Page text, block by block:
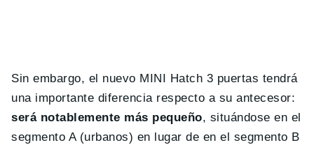
Sin embargo, el nuevo MINI Hatch 3 puertas tendrá
una importante diferencia respecto a su antecesor:
será notablemente más pequeño, situándose en el
segmento A (urbanos) en lugar de en el segmento B